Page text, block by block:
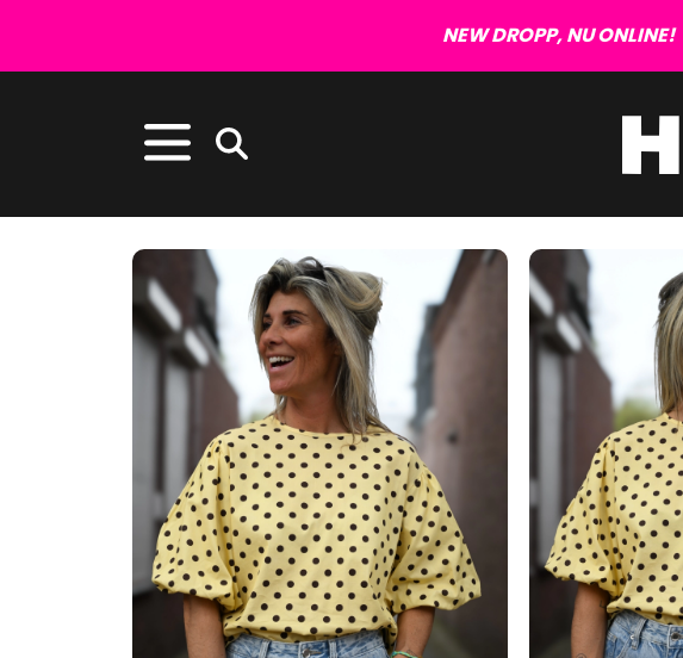
NEW DROPP, NU ONLINE!